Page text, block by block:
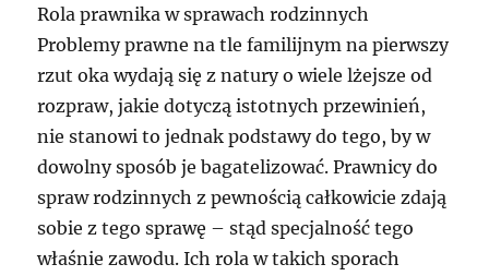
Rola prawnika w sprawach rodzinnych
Problemy prawne na tle familijnym na pierwszy
rzut oka wydają się z natury o wiele lżejsze od
rozpraw, jakie dotyczą istotnych przewinień,
nie stanowi to jednak podstawy do tego, by w
dowolny sposób je bagatelizować. Prawnicy do
spraw rodzinnych z pewnością całkowicie zdają
sobie z tego sprawę – stąd specjalność tego
właśnie zawodu. Ich rola w takich sporach